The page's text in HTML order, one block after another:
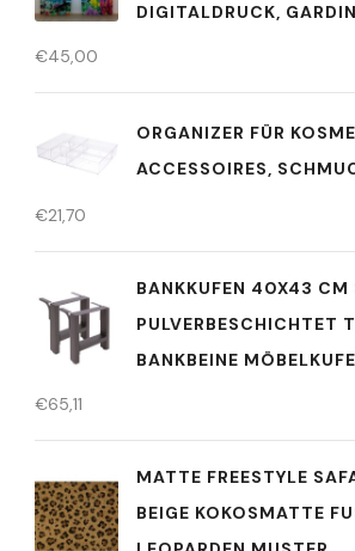
DIGITALDRUCK,
€45,00
ORGANIZER FÜR
ACCESSOIRES,
€21,70
BANKKUFEN 40X43 CM
PULVERBESCHICHTET
BANKBEINE
€65,11
MATTE FREESTYLE
BEIGE KOKOSMATTE